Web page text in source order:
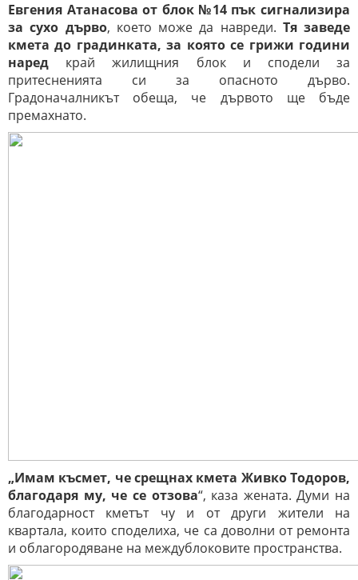
Евгения Атанасова от блок №14 пък сигнализира
за сухо дърво, което може да навреди. Тя заведе
кмета до градинката, за която се грижи години
наред край жилищния блок и сподели за
притесненията си за опасното дърво.
Градоначалникът обеща, че дървото ще бъде
премахнато.
„Имам късмет, че срещнах кмета Живко Тодоров,
благодаря му, че се отзова“, каза жената.Думи на
благодарност кметът чу и от други жители на
квартала, които споделиха, че са доволни от ремонта
и облагородяване на междублоковите пространства.